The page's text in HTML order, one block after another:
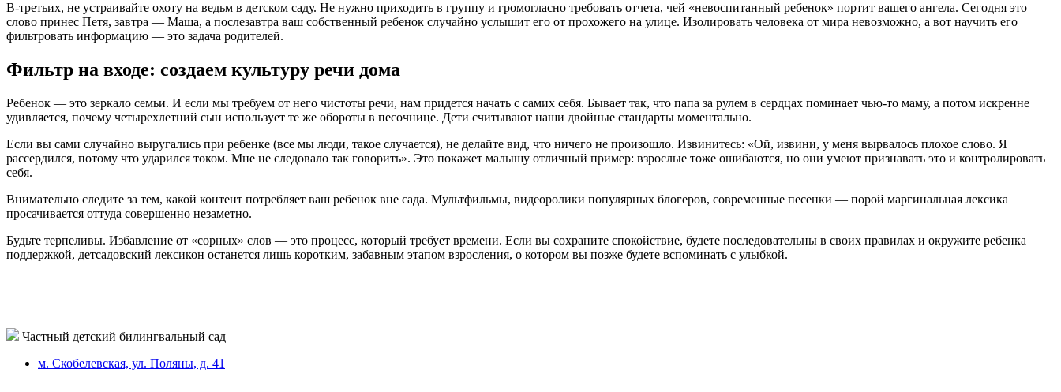
В-третьих, не устраивайте охоту на ведьм в детском саду. Не нужно приходить в группу и громогласно требовать отчета, чей «невоспитанный ребенок» портит вашего ангела. Сегодня это
слово принес Петя, завтра — Маша, а послезавтра ваш собственный ребенок случайно услышит его от прохожего на улице. Изолировать человека от мира невозможно, а вот научить его
фильтровать информацию — это задача родителей.
Фильтр на входе: создаем культуру речи дома
Ребенок — это зеркало семьи. И если мы требуем от него чистоты речи, нам придется начать с самих себя. Бывает так, что папа за рулем в сердцах поминает чью-то маму, а потом искренне
удивляется, почему четырехлетний сын использует те же обороты в песочнице. Дети считывают наши двойные стандарты моментально.
Если вы сами случайно выругались при ребенке (все мы люди, такое случается), не делайте вид, что ничего не произошло. Извинитесь: «Ой, извини, у меня вырвалось плохое слово. Я
рассердился, потому что ударился током. Мне не следовало так говорить». Это покажет малышу отличный пример: взрослые тоже ошибаются, но они умеют признавать это и контролировать
себя.
Внимательно следите за тем, какой контент потребляет ваш ребенок вне сада. Мультфильмы, видеоролики популярных блогеров, современные песенки — порой маргинальная лексика
просачивается оттуда совершенно незаметно.
Будьте терпеливы. Избавление от «сорных» слов — это процесс, который требует времени. Если вы сохраните спокойствие, будете последовательны в своих правилах и окружите ребенка
поддержкой, детсадовский лексикон останется лишь коротким, забавным этапом взросления, о котором вы позже будете вспоминать с улыбкой.
Частный детский билингвальный сад
м. Скобелевская, ул. Поляны, д. 41